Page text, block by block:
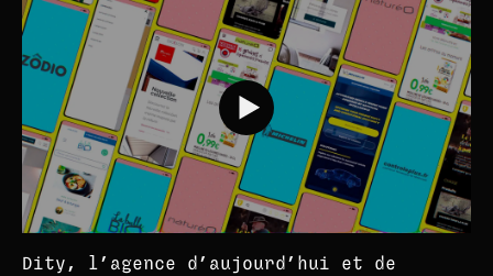
Dity, l’agence d’aujourd’hui et de